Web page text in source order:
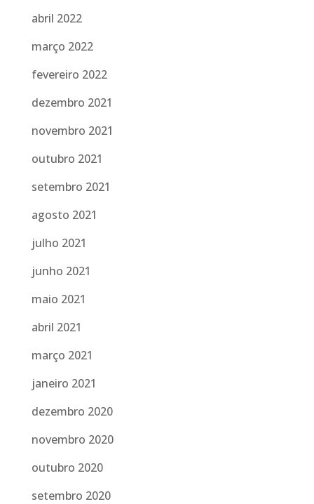
abril 2022
março 2022
fevereiro 2022
dezembro 2021
novembro 2021
outubro 2021
setembro 2021
agosto 2021
julho 2021
junho 2021
maio 2021
abril 2021
março 2021
janeiro 2021
dezembro 2020
novembro 2020
outubro 2020
setembro 2020